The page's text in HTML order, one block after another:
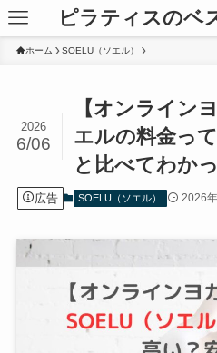
ピラティスのベ
ホーム SOELU（ソエル）
【オンライン
エルの料金っ
と比べてわか
2026
6/06
広告 SOELU（ソエル） 2026